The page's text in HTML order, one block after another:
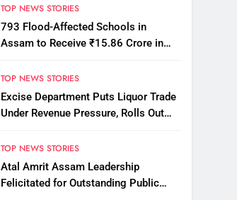
TOP NEWS STORIES
793 Flood-Affected Schools in
Assam to Receive ₹15.86 Crore in
TOP NEWS STORIES
Excise Department Puts Liquor Trade
Under Revenue Pressure, Rolls Out
Assam
TOP NEWS STORIES
Atal Amrit Assam Leadership
Felicitated for Outstanding Public